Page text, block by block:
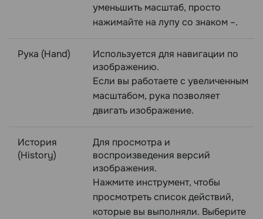
уменьшить масштаб, просто
нажимайте на лупу со знаком –.
Рука (Hand)
Используется для навигации по
изображению.
Если вы работаете с увеличенным
масштабом, рука позволяет
двигать изображение.
История
(History)
Для просмотра и
воспроизведения версий
изображения.
Нажмите инструмент, чтобы
просмотреть список действий,
которые вы выполняли. Выберите